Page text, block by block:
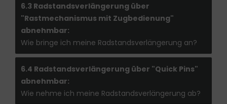
6.3 Radstandsverlängerung über
"Rastmechanismus mit Zugbedienung"
abnehmbar:
Wie bringe ich meine Radstandsverlängerung an?
6.4 Radstandsverlängerung über "Quick Pins"
abnehmbar:
Wie nehme ich meine Radstandsverlängerung ab?